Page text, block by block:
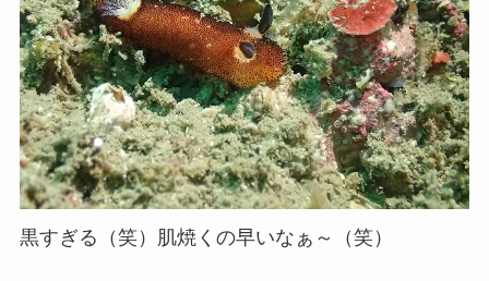
黒すぎる（笑）肌焼くの早いなぁ～（笑）